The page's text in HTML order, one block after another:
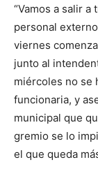
“Vamos a salir
personal
viernes
junto al
miércoles no se
funcionaria, y
municipal que
gremio se lo
el que queda